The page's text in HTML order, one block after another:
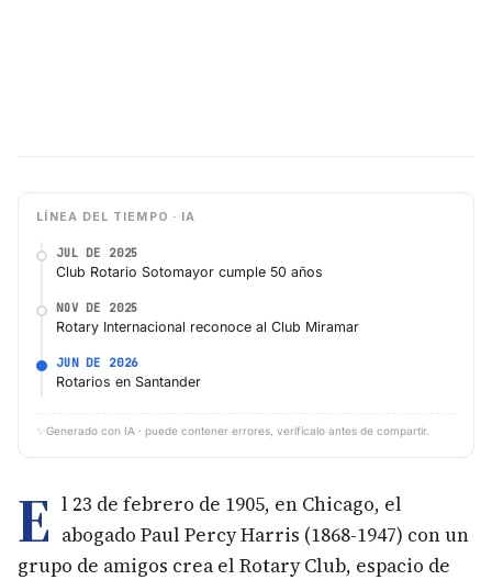
LÍNEA DEL TIEMPO · IA
JUL DE 2025
Club Rotario Sotomayor cumple 50 años
NOV DE 2025
Rotary Internacional reconoce al Club Miramar
JUN DE 2026
Rotarios en Santander
✨ Generado con IA · puede contener errores, verifícalo antes de compartir.
E l 23 de febrero de 1905, en Chicago, el
abogado Paul Percy Harris (1868-1947) con un
grupo de amigos crea el Rotary Club, espacio de